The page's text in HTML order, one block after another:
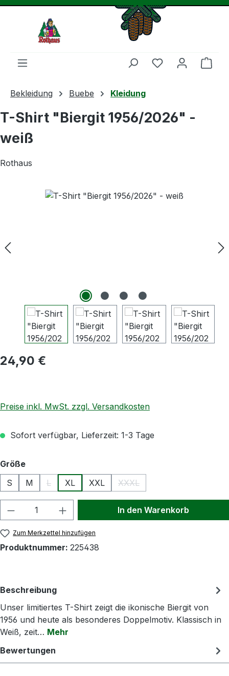
Du hast 0
Bekleidung Buebe Kleidung
T-Shirt "Biergit 1956/2026" -
weiß
Rothaus
Bildergalerie überspringen
Regulärer Preis:
24,90 €
Preise inkl. MwSt. zzgl. Versandkosten
Sofort verfügbar, Lieferzeit: 1-3 Tage
Größeauswählen
S
M L
(Diese Option ist zurzeit nicht verfügbar.)
XL XXL XXXL
(Diese Option ist zurzeit
Produkt Anzahl: Gib den gewünschten
In den Warenkorb
Zum Merkzettel hinzufügen
Produktnummer: 225438
Beschreibung
Unser limitiertes T-Shirt zeigt die ikonische Biergit von
1956 und heute als besonderes Doppelmotiv. Klassisch in
Weiß, zeit… Mehr
Bewertungen